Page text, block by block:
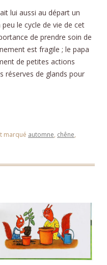
lui aussi au départ un
le cycle de vie de cet
de prendre soin de
est fragile ; le papa
de petites actions
réserves de glands pour
marqué automne, chêne,